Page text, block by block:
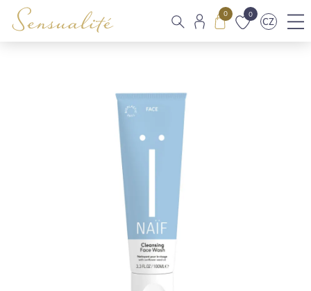
0 0
CZ